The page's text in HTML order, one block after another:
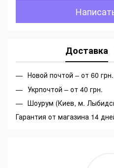
Доставка
Новой почтой – от 60 грн.
Укрпочтой – от 40 грн.
Шоурум (Киев, м.
Гарантия от магазина 14